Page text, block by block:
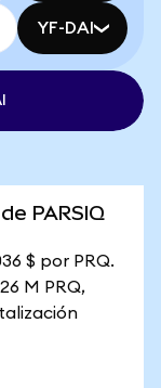
YF-DAI
PARSIQ
$ por PRQ.
M PRQ,